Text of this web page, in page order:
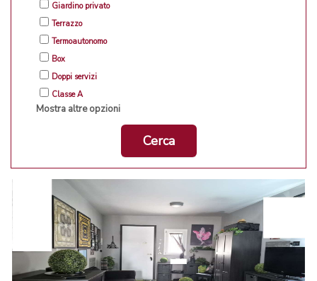
Giardino privato
Terrazzo
Termoautonomo
Box
Doppi servizi
Classe A
Mostra altre opzioni
Cerca